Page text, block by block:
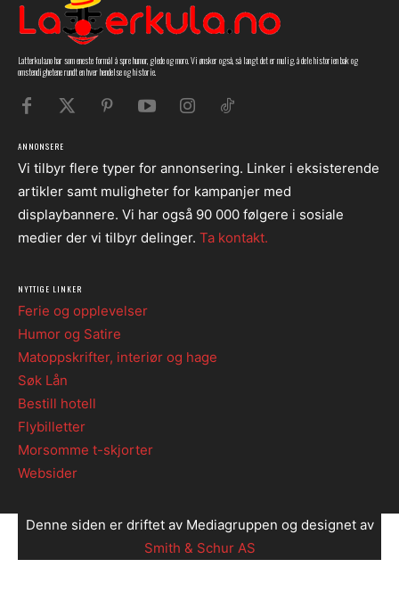
Latterkula.no har som eneste formål å spre humor, glede og moro. Vi ønsker også, så langt det er mulig, å dele historien bak og
omstendighetene rundt en hver hendelse og historie.
ANNONSERE
Vi tilbyr flere typer for annonsering. Linker i eksisterende
artikler samt muligheter for kampanjer med
displaybannere. Vi har også 90 000 følgere i sosiale
medier der vi tilbyr delinger. Ta kontakt.
NYTTIGE LINKER
Ferie og opplevelser
Humor og Satire
Matoppskrifter, interiør og hage
Søk Lån
Bestill hotell
Flybilletter
Morsomme t-skjorter
Websider
Denne siden er driftet av Mediagruppen og designet av
Smith & Schur AS